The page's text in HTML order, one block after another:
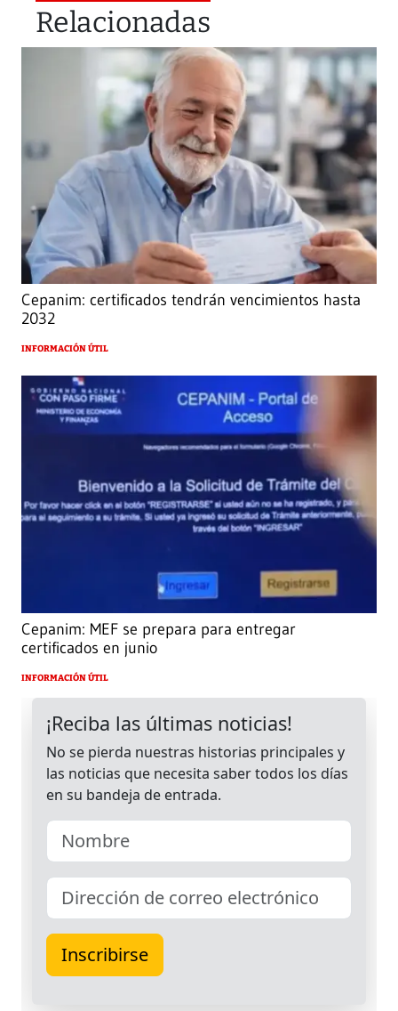
Relacionadas
Cepanim: certificados tendrán vencimientos hasta
2032
INFORMACIÓN ÚTIL
Cepanim: MEF se prepara para entregar
certificados en junio
INFORMACIÓN ÚTIL